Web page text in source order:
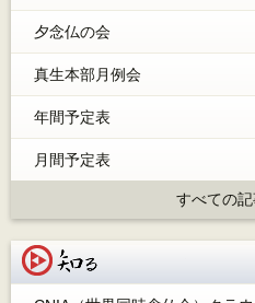
夕念仏の会
真生本部月例会
年間予定表
月間予定表
すべての